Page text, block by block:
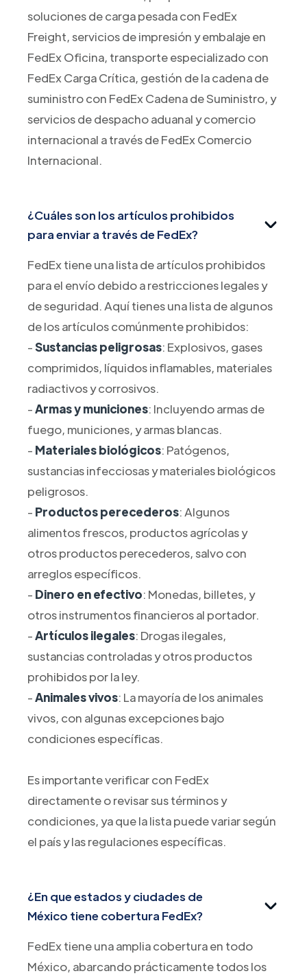
soluciones de carga pesada con FedEx
Freight, servicios de impresión y embalaje en
FedEx Oficina, transporte especializado con
FedEx Carga Crítica, gestión de la cadena de
suministro con FedEx Cadena de Suministro, y
servicios de despacho aduanal y comercio
internacional a través de FedEx Comercio
Internacional.
¿Cuáles son los artículos prohibidos
para enviar a través de FedEx?
FedEx tiene una lista de artículos prohibidos
para el envío debido a restricciones legales y
de seguridad. Aquí tienes una lista de algunos
de los artículos comúnmente prohibidos:
-Sustancias peligrosas: Explosivos, gases
comprimidos, líquidos inflamables, materiales
radiactivos y corrosivos.
-Armas y municiones: Incluyendo armas de
fuego, municiones, y armas blancas.
- Materiales biológicos: Patógenos,
sustancias infecciosas y materiales biológicos
peligrosos.
- Productos perecederos: Algunos
alimentos frescos, productos agrícolas y
otros productos perecederos, salvo con
arreglos específicos.
- Dinero en efectivo: Monedas, billetes, y
otros instrumentos financieros al portador.
-Artículos ilegales: Drogas ilegales,
sustancias controladas y otros productos
prohibidos por la ley.
-Animales vivos: La mayoría de los animales
vivos, con algunas excepciones bajo
condiciones específicas.
Es importante verificar con FedEx
directamente o revisar sus términos y
condiciones, ya que la lista puede variar según
el país y las regulaciones específicas.
¿En que estados y ciudades de
México tiene cobertura FedEx?
FedEx tiene una amplia cobertura en todo
México, abarcando prácticamente todos los